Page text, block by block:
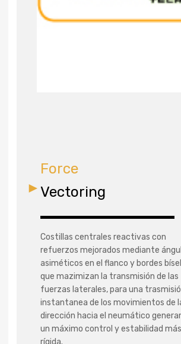
Force
Vectoring
Costillas centrales reactivas con
refuerzos mejorados mediante
asiméticos en el flanco y bordes
que mazimizan la transmisión de las
fuerzas laterales, para una
instantanea de los movimientos de
dirección hacia el neumático
un máximo control y estabilidad más
rígida.